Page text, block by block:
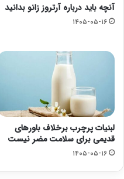
آنچه باید درباره آرتروز زانو بدانید
۱۴۰۵-۰۵-۱۶
لبنیات پرچرب برخلاف باورهای
قدیمی برای سلامت مضر نیست
۱۴۰۵-۰۵-۱۶